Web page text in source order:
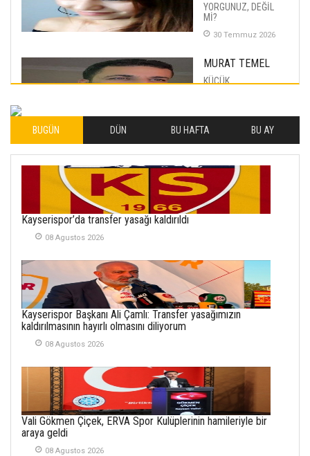
YORGUNUZ, DEĞİL
Mİ?
30 Temmuz 2026
MURAT TEMEL
KÜÇÜK
İLHAN YILMAZ
SOFRADA AYRIMCILIK
VAR
26 Subat 2026
METİN ERTEM
21 Haziran 2026
SEMRA ŞAHİN
KENDİNE UYANMAK
İlgi Alanlarımız ve Biz
02 Ekim 2025
SABAHATTİN
BUGÜN DÜN BU HAFTA BU AY
Kayserispor’da transfer yasağı kaldırıldı
08 Agustos 2026
Kayserispor Başkanı Ali Çamlı: Transfer yasağımızın
kaldırılmasının hayırlı olmasını diliyorum
08 Agustos 2026
Vali Gökmen Çiçek, ERVA Spor Kulüplerinin hamileriyle bir
araya geldi
08 Agustos 2026